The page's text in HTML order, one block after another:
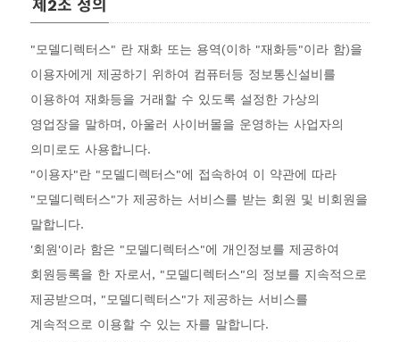
제2조 정의
"모델디렉터스" 란 재화 또는 용역(이하 "재화등"이라 함)을
이용자에게 제공하기 위하여 컴퓨터등 정보통신설비를
이용하여 재화등을 거래할 수 있도록 설정한 가상의
영업장을 말하며, 아울러 사이버몰을 운영하는 사업자의
의미로도 사용합니다.
"이용자"란 "모델디렉터스"에 접속하여 이 약관에 따라
"모델디렉터스"가 제공하는 서비스를 받는 회원 및 비회원을
말합니다.
'회원'이라 함은 "모델디렉터스"에 개인정보를 제공하여
회원등록을 한 자로서, "모델디렉터스"의 정보를 지속적으로
제공받으며, "모델디렉터스"가 제공하는 서비스를
계속적으로 이용할 수 있는 자를 말합니다.